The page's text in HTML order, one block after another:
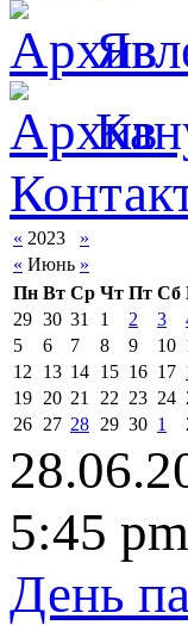
« 2023
»
« Июнь »
Пн Вт Ср Чт Пт Сб
29 30 31 1 2 3
5
6 7 8 9 10
12
13 14 15 16 17
19 20 21 22 23 24
26 27 28 29 30 1
5:45 pm
День